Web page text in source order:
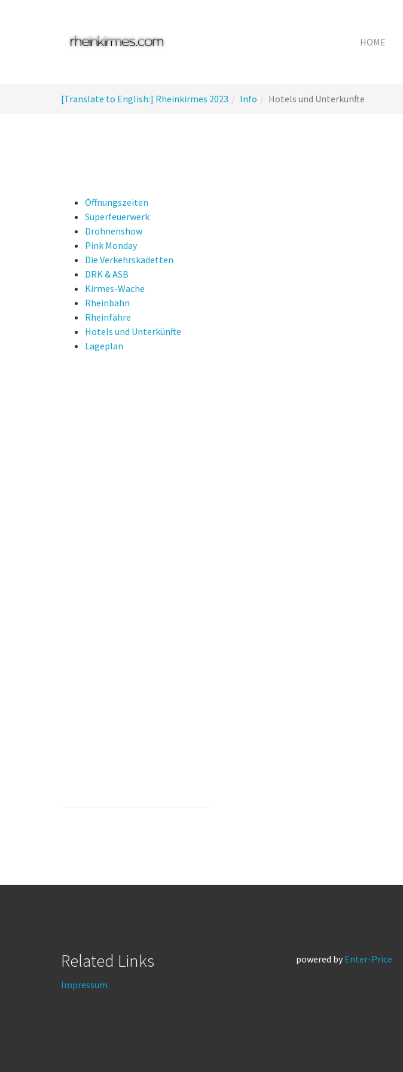
HOME
are
[Translate to English:] Rheinkirmes 2023 Info Hotels und Unterkünfte
Öffnungszeiten
Superfeuerwerk
Drohnenshow
Pink Monday
Die Verkehrskadetten
DRK & ASB
Kirmes-Wache
Rheinbahn
Rheinfähre
Hotels und Unterkünfte
Lageplan
Related Links
Impressum
powered by Enter-Price